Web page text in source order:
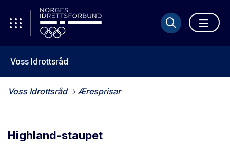
Voss Idrottsråd
Voss Idrottsråd Æresprisar
Highland-staupet